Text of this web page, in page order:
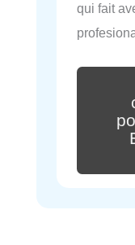
qui fait